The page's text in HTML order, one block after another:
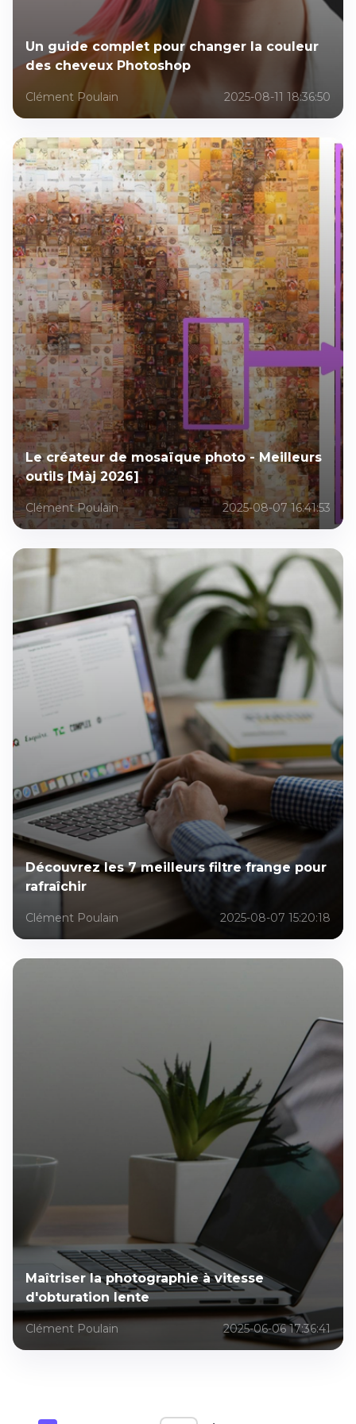
Un guide complet pour changer la couleur
des cheveux Photoshop
Clément Poulain 2025-08-11 18:36:50
Le créateur de mosaïque photo - Meilleurs
outils [Màj 2026]
Clément Poulain 2025-08-07 16:41:53
Découvrez les 7 meilleurs filtre frange pour
rafraîchir
Clément Poulain 2025-08-07 15:20:18
Maîtriser la photographie à vitesse
d'obturation lente
Clément Poulain 2025-06-06 17:36:41